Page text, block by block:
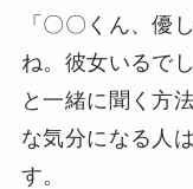
「〇〇くん、優
ね。彼女いるで
と一緒に聞く方
な気分になる人
す。